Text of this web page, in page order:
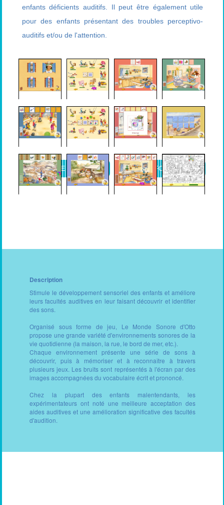
enfants déficients auditifs. Il peut être également utile
pour des enfants présentant des troubles perceptivo-
auditifs et/ou de l'attention.
DEMANDE DE DEVIS PLUS D'INFORMATIONS
Description
Stimule le développement sensoriel des enfants et améliore
leurs facultés auditives en leur faisant découvrir et identifier
des sons.
Organisé sous forme de jeu, Le Monde Sonore d'Otto
propose une grande variété d'environnements sonores de la
vie quotidienne (la maison, la rue, le bord de mer, etc.).
Chaque environnement présente une série de sons à
découvrir, puis à mémoriser et à reconnaître à travers
plusieurs jeux. Les bruits sont représentés à l'écran par des
images accompagnées du vocabulaire écrit et prononcé.
Chez la plupart des enfants malentendants, les
expérimentateurs ont noté une meilleure acceptation des
aides auditives et une amélioration significative des facultés
d'audition.